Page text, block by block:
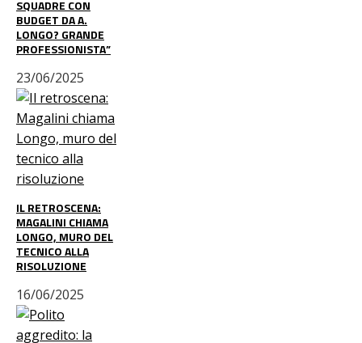
SQUADRE CON
BUDGET DA A.
LONGO? GRANDE
PROFESSIONISTA”
23/06/2025
IL RETROSCENA:
MAGALINI CHIAMA
LONGO, MURO DEL
TECNICO ALLA
RISOLUZIONE
16/06/2025